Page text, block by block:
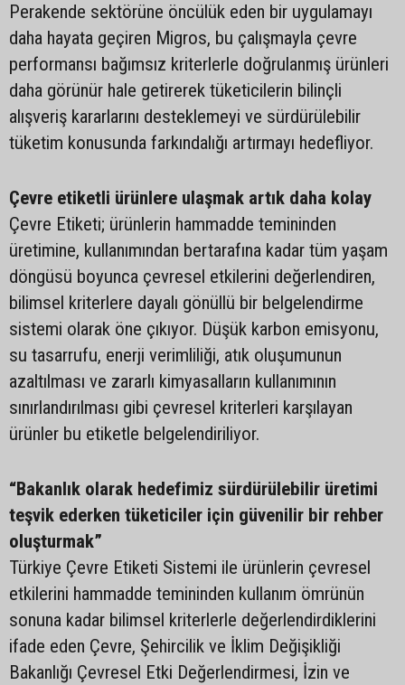
Perakende sektörüne öncülük eden bir uygulamayı
daha hayata geçiren Migros, bu çalışmayla çevre
performansı bağımsız kriterlerle doğrulanmış ürünleri
daha görünür hale getirerek tüketicilerin bilinçli
alışveriş kararlarını desteklemeyi ve sürdürülebilir
tüketim konusunda farkındalığı artırmayı hedefliyor.
Çevre etiketli ürünlere ulaşmak artık daha kolay
Çevre Etiketi; ürünlerin hammadde temininden
üretimine, kullanımından bertarafına kadar tüm yaşam
döngüsü boyunca çevresel etkilerini değerlendiren,
bilimsel kriterlere dayalı gönüllü bir belgelendirme
sistemi olarak öne çıkıyor. Düşük karbon emisyonu,
su tasarrufu, enerji verimliliği, atık oluşumunun
azaltılması ve zararlı kimyasalların kullanımının
sınırlandırılması gibi çevresel kriterleri karşılayan
ürünler bu etiketle belgelendiriliyor.
“Bakanlık olarak hedefimiz sürdürülebilir üretimi
teşvik ederken tüketiciler için güvenilir bir rehber
oluşturmak”
Türkiye Çevre Etiketi Sistemi ile ürünlerin çevresel
etkilerini hammadde temininden kullanım ömrünün
sonuna kadar bilimsel kriterlerle değerlendirdiklerini
ifade eden Çevre, Şehircilik ve İklim Değişikliği
Bakanlığı Çevresel Etki Değerlendirmesi, İzin ve